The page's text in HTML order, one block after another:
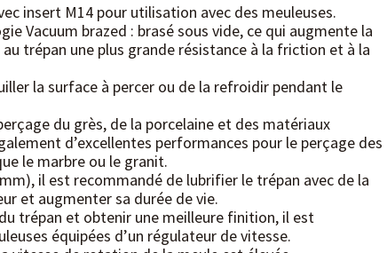
insert M14 pour utilisation avec des meuleuses.
Vacuum brazed : brasé sous vide, ce qui augmente la
trépan une plus grande résistance à la friction et à la
la surface à percer ou de la refroidir pendant le
du grès, de la porcelaine et des matériaux
d’excellentes performances pour le perçage des
le marbre ou le granit.
il est recommandé de lubrifier le trépan avec de la
et augmenter sa durée de vie.
trépan et obtenir une meilleure finition, il est
équipées d’un régulateur de vitesse.